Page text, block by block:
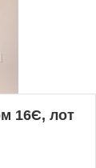
16Є, лот